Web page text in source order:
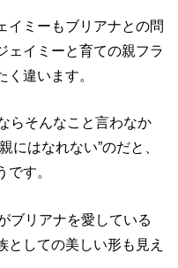
イミーもブリアナとの問
ェイミーと育ての親フラ
違います。
らそんなこと言わなか
にはなれない”のだと、
す。
ブリアナを愛している
としての美しい形も見え